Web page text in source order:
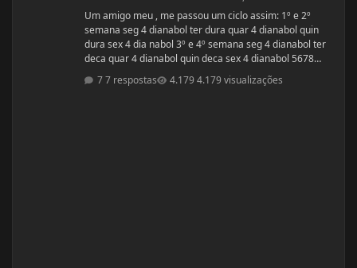
Um amigo meu , me passou um ciclo assim: 1º e 2º
semana seg 4 dianabol ter dura quar 4 dianabol quin
dura sex 4 dia nabol 3º e 4º semana seg 4 dianabol ter
deca quar 4 dianabol quin deca sex 4 dianabol 5678
seman vou partir para definição com outros anabolicos.
PERGUNTAS : 1 - GOSTARIA DE SABER A OPNIÃO DE
7 respostas 4.179 visualizações